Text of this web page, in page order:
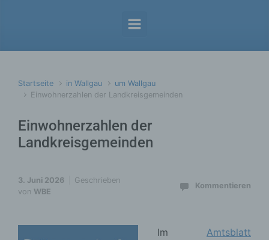
Startseite in Wallgau
um Wallgau
Einwohnerzahlen der Landkreisgemeinden
Einwohnerzahlen der
Landkreisgemeinden
3. Juni 2026
Geschrieben
von WBE
Kommentieren
Im Amtsblatt